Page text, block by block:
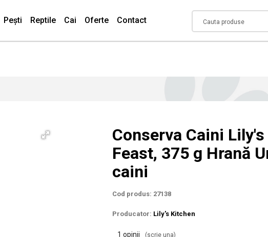
Pești Reptile Cai Oferte Contact
Conserva Caini
Feast, 375 g Hrană
caini
Cod produs: 27138
Producator: Lily's Kitchen
1 opinii (scrie una)